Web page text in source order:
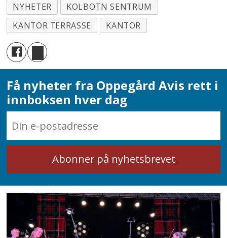
NYHETER
KOLBOTN SENTRUM
KANTOR TERRASSE
KANTOR
Få nyheter fra Oppegård Avis rett i
innboksen hver dag